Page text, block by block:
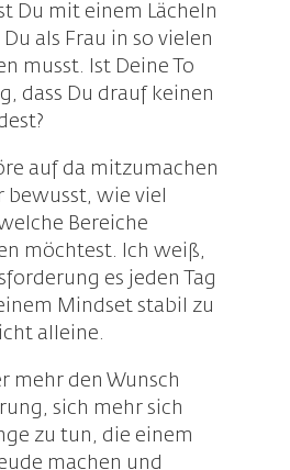
Du mit einem Lächeln
als Frau in so vielen
musst. Ist Deine To
dass Du drauf keinen
auf da mitzumachen
bewusst, wie viel
Bereiche
möchtest. Ich weiß,
es jeden Tag
Mindset stabil zu
alleine.
mehr den Wunsch
sich mehr sich
zu tun, die einem
machen und